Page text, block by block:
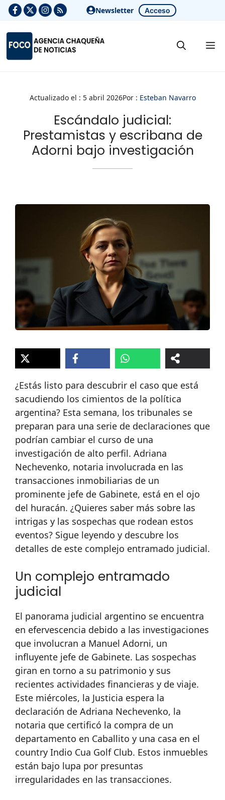
Saltar
contenido
Newsletter Acceso
Actualizado el : 5 abril 2026Por : Esteban Navarro
Escándalo judicial:
Prestamistas y escribana de
Adorni bajo investigación
¿Estás listo para descubrir el caso que está
sacudiendo los cimientos de la política
argentina? Esta semana, los tribunales se
preparan para una serie de declaraciones que
podrían cambiar el curso de una
investigación de alto perfil. Adriana
Nechevenko, notaria involucrada en las
transacciones inmobiliarias de un
prominente jefe de Gabinete, está en el ojo
del huracán. ¿Quieres saber más sobre las
intrigas y las sospechas que rodean estos
eventos? Sigue leyendo y descubre los
detalles de este complejo entramado judicial.
Un complejo entramado
judicial
El panorama judicial argentino se encuentra
en efervescencia debido a las investigaciones
que involucran a Manuel Adorni, un
influyente jefe de Gabinete. Las sospechas
giran en torno a su patrimonio y sus
recientes actividades financieras y de viaje.
Este miércoles, la Justicia espera la
declaración de Adriana Nechevenko, la
notaria que certificó la compra de un
departamento en Caballito y una casa en el
country Indio Cua Golf Club. Estos inmuebles
están bajo lupa por presuntas
irregularidades en las transacciones.